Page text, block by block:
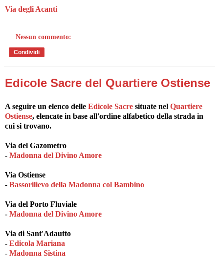
Via degli Acanti
Nessun commento:
Condividi
Edicole Sacre del Quartiere Ostiense
A seguire un elenco delle Edicole Sacre situate nel Quartiere
Ostiense, elencate in base all'ordine alfabetico della strada in
cui si trovano.
Via del Gazometro
- Madonna del Divino Amore
Via Ostiense
- Bassorilievo della Madonna col Bambino
Via del Porto Fluviale
- Madonna del Divino Amore
Via di Sant'Adautto
- Edicola Mariana
- Madonna Sistina